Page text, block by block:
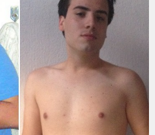
ラベル
サッカー
PEOPLE
ジネス